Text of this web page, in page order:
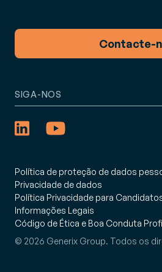
Contacte-
Política de proteção de dados
Privacidade de dados
Política Privacidade para
Informações Legais
Código de Ética e Boa Conduta
© 2026 Generix Group. Todos os
SIGA-NOS